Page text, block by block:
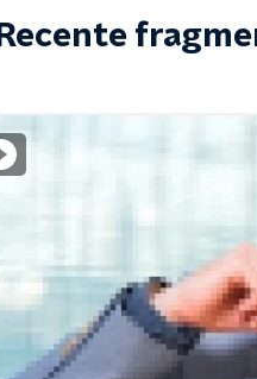
Recente